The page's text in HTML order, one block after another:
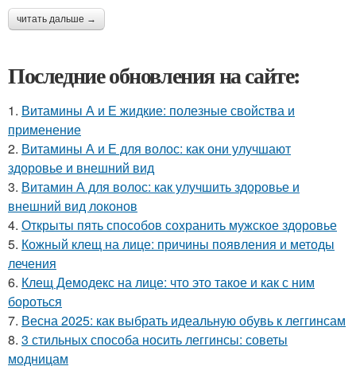
читать дальше →
Последние обновления на сайте:
1. Витамины А и Е жидкие: полезные свойства и
применение
2. Витамины А и Е для волос: как они улучшают
здоровье и внешний вид
3. Витамин А для волос: как улучшить здоровье и
внешний вид локонов
4. Открыты пять способов сохранить мужское здоровье
5. Кожный клещ на лице: причины появления и методы
лечения
6. Клещ Демодекс на лице: что это такое и как с ним
бороться
7. Весна 2025: как выбрать идеальную обувь к леггинсам
8. 3 стильных способа носить леггинсы: советы
модницам